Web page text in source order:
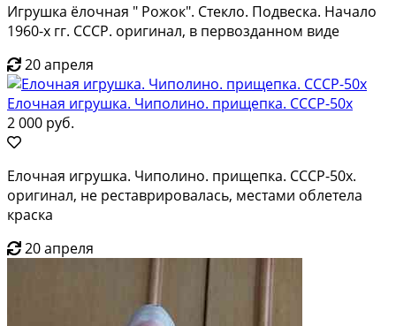
Игрушка ёлочная " Рожок". Стекло. Подвеска. Начало
1960-х гг. СССР. оригинал, в первозданном виде
20 апреля
Елочная игрушка. Чиполино. прищепка. СССР-50х
2 000 руб.
Елочная игрушка. Чиполино. прищепка. СССР-50х.
оригинал, не реставрировалась, местами облетела
краска
20 апреля